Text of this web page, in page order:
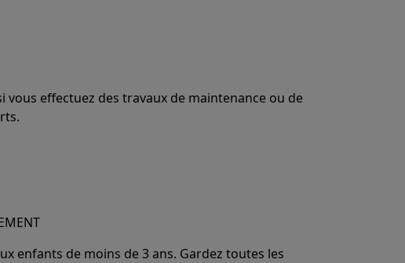
vous effectuez des travaux de maintenance ou de
enfants de moins de 3 ans. Gardez toutes les